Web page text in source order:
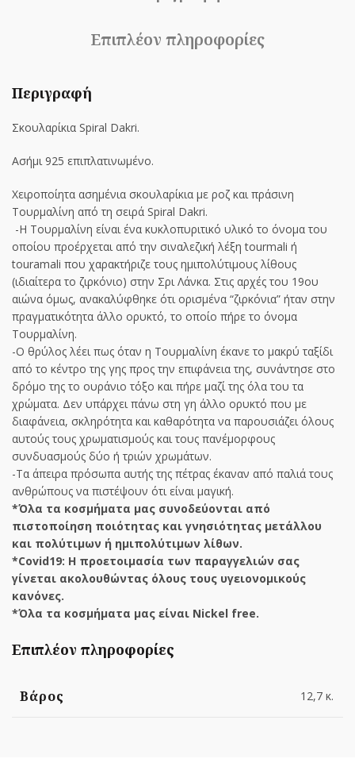
Επιπλέον πληροφορίες
Περιγραφή
Σκουλαρίκια Spiral Dakri.
Ασήμι 925 επιπλατινωμένο.
Χειροποίητα ασημένια σκουλαρίκια με ροζ και πράσινη
Τουρμαλίνη από τη σειρά Spiral Dakri.
-Η Τουρμαλίνη είναι ένα κυκλοπυριτικό υλικό το όνομα του
οποίου προέρχεται από την σιναλεζική λέξη tourmali ή
touramali που χαρακτήριζε τους ημιπολύτιμους λίθους
(ιδιαίτερα το ζιρκόνιο) στην Σρι Λάνκα. Στις αρχές του 19ου
αιώνα όμως, ανακαλύφθηκε ότι ορισμένα “ζιρκόνια” ήταν στην
πραγματικότητα άλλο ορυκτό, το οποίο πήρε το όνομα
Τουρμαλίνη.
-Ο θρύλος λέει πως όταν η Τουρμαλίνη έκανε το μακρύ ταξίδι
από το κέντρο της γης προς την επιφάνεια της, συνάντησε στο
δρόμο της το ουράνιο τόξο και πήρε μαζί της όλα του τα
χρώματα. Δεν υπάρχει πάνω στη γη άλλο ορυκτό που με
διαφάνεια, σκληρότητα και καθαρότητα να παρουσιάζει όλους
αυτούς τους χρωματισμούς και τους πανέμορφους
συνδυασμούς δύο ή τριών χρωμάτων.
-Τα άπειρα πρόσωπα αυτής της πέτρας έκαναν από παλιά τους
ανθρώπους να πιστέψουν ότι είναι μαγική.
*Όλα τα κοσμήματα μας συνοδεύονται από
πιστοποίηση ποιότητας και γνησιότητας μετάλλου
και πολύτιμων ή ημιπολύτιμων λίθων.
*Covid19: Η προετοιμασία των παραγγελιών σας
γίνεται ακολουθώντας όλους τους υγειονομικούς
κανόνες.
*Όλα τα κοσμήματα μας είναι Nickel free.
Επιπλέον πληροφορίες
Βάρος 12,7 κ.